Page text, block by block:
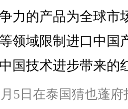
力的产品为全球市
领域限制进口中国
国技术进步带来的
5日在泰国猜也蓬